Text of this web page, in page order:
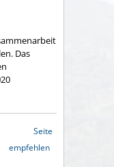
Das
Seite
empfehlen